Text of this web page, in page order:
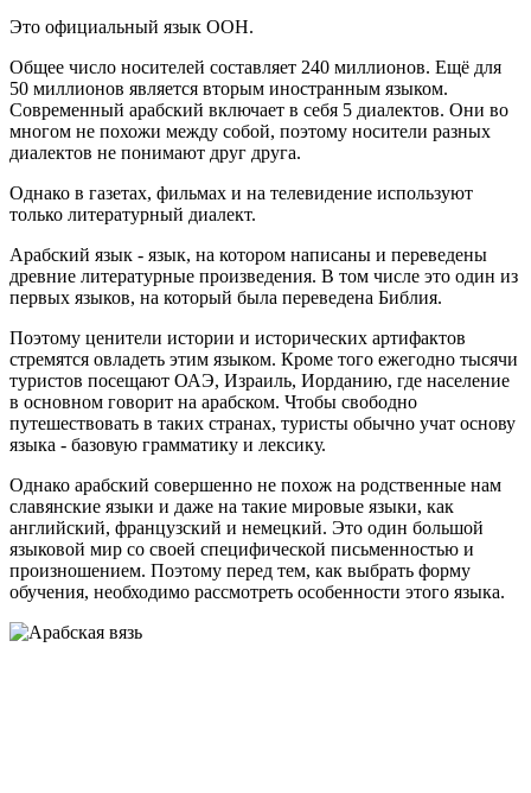
Это официальный язык ООН.
Общее число носителей составляет 240 миллионов. Ещё для
50 миллионов является вторым иностранным языком.
Современный арабский включает в себя 5 диалектов. Они во
многом не похожи между собой, поэтому носители разных
диалектов не понимают друг друга.
Однако в газетах, фильмах и на телевидение используют
только литературный диалект.
Арабский язык - язык, на котором написаны и переведены
древние литературные произведения. В том числе это один из
первых языков, на который была переведена Библия.
Поэтому ценители истории и исторических артифактов
стремятся овладеть этим языком. Кроме того ежегодно тысячи
туристов посещают ОАЭ, Израиль, Иорданию, где население
в основном говорит на арабском. Чтобы свободно
путешествовать в таких странах, туристы обычно учат основу
языка - базовую грамматику и лексику.
Однако арабский совершенно не похож на родственные нам
славянские языки и даже на такие мировые языки, как
английский, французский и немецкий. Это один большой
языковой мир со своей специфической письменностью и
произношением. Поэтому перед тем, как выбрать форму
обучения, необходимо рассмотреть особенности этого языка.